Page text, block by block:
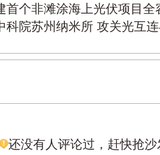
首个非滩涂海上光伏项目全
科院苏州纳米所 攻关光互
还没有人评论过，赶快抢沙